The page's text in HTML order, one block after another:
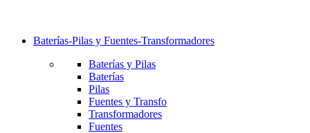
Baterías-Pilas y Fuentes-Transformadores
Baterías y Pilas
Baterías
Pilas
Fuentes y Transfo
Transformadores
Fuentes